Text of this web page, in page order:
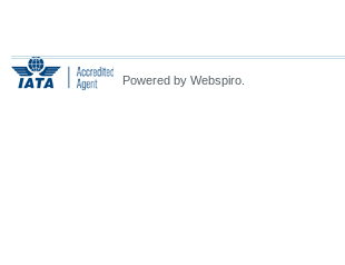
Powered by Webspiro.